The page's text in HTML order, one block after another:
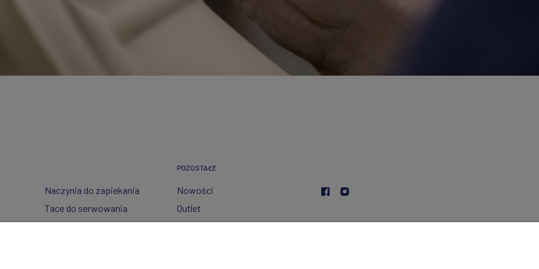
Naczynia do zapiekania
Tace do serwowania
POZOSTAŁE
Nowości
Outlet